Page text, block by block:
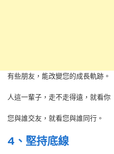
有些朋友，能改變您的成長軌跡。
人這一輩子，走不走得遠，就看你
您與誰交友，就看您與誰同行。
4、堅持底線